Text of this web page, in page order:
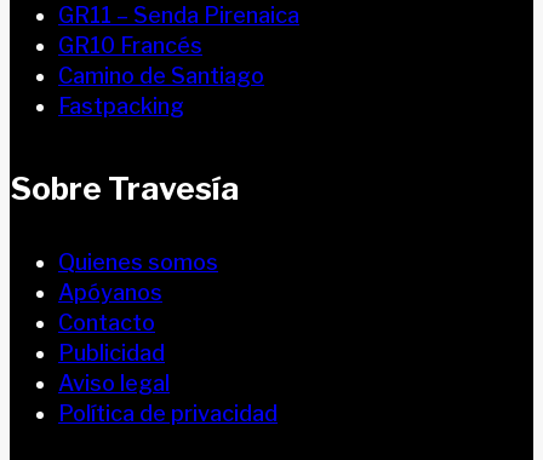
GR11 – Senda Pirenaica
GR10 Francés
Camino de Santiago
Fastpacking
Sobre Travesía
Quienes somos
Apóyanos
Contacto
Publicidad
Aviso legal
Política de privacidad